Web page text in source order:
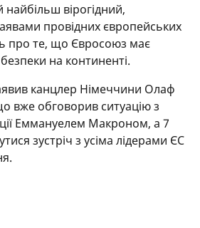
вірогідний,
провідних європейських
про те, що Євросоюз має
на континенті.
канцлер Німеччини Олаф
обговорив ситуацію з
Еммануелем Макроном, а 7
зустріч з усіма лідерами ЄС